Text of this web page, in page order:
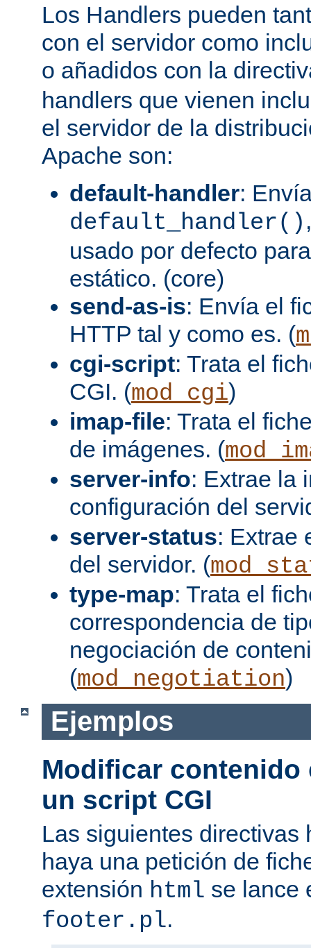
Los Handlers pueden
con el servidor como
o añadidos con la
handlers que vienen
el servidor de la
Apache son:
default-handler:
default_handler()
usado por defecto
estático. (core)
send-as-is: Envía el
HTTP tal y como es. (
cgi-script: Trata el
CGI. (mod_cgi)
imap-file: Trata el
de imágenes. (
server-info: Extrae la
configuración del
server-status: Extrae
del servidor. (
type-map: Trata el
correspondencia de
negociación de
(mod_negotiation)
Ejemplos
Modificar
un script CGI
Las siguientes directivas
haya una petición de
extensión html se lance
footer.pl.